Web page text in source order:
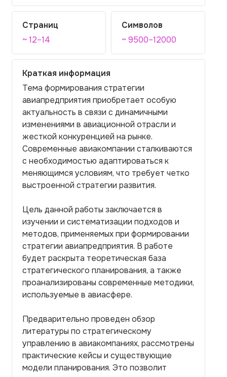
Страниц
~ 12–14
Символов
~ 9500–12000
Краткая информация
Тема формирования стратегии
авиапредприятия приобретает особую
актуальность в связи с динамичными
изменениями в авиационной отрасли и
жесткой конкуренцией на рынке.
Современные авиакомпании сталкиваются
с необходимостью адаптироваться к
меняющимся условиям, что требует четко
выстроенной стратегии развития.
Цель данной работы заключается в
изучении и систематизации подходов и
методов, применяемых при формировании
стратегии авиапредприятия. В работе
будет раскрыта теоретическая база
стратегического планирования, а также
проанализированы современные методики,
используемые в авиасфере.
Предварительно проведен обзор
литературы по стратегическому
управлению в авиакомпаниях, рассмотрены
практические кейсы и существующие
модели планирования. Это позволит